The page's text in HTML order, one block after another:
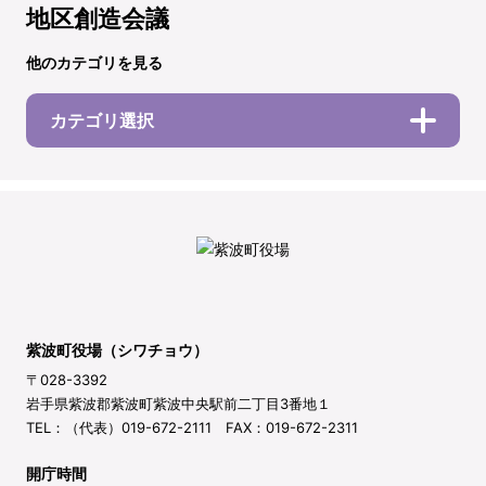
地区創造会議
他のカテゴリを見る
カテゴリ選択
紫波町役場（シワチョウ）
〒028-3392
岩手県紫波郡紫波町紫波中央駅前二丁目3番地１
TEL：（代表）019-672-2111 FAX：019-672-2311
開庁時間